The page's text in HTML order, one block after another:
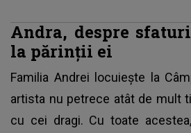
Andra, despre
la părinții ei
Familia Andrei locuiește la
artista nu petrece atât de mult
cu cei dragi. Cu toate